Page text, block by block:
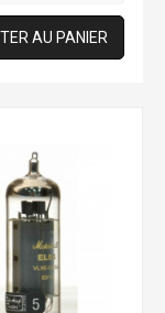
AU PANIER